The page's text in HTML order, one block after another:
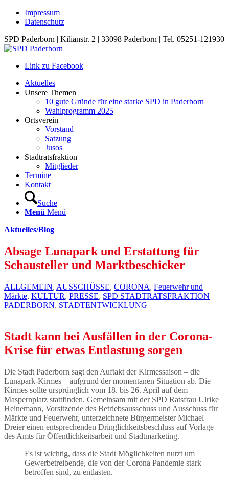
Impressum
Datenschutz
SPD Paderborn | Kilianstr. 2 | 33098 Paderborn | Tel. 05251-121930
Link zu Facebook
Aktuelles
Unsere Themen
10 gute Gründe für eine starke SPD in Paderborn
Wahlprogramm 2025
Ortsverein
Vorstand
Satzung
Jusos
Stadtratsfraktion
Mitglieder
Termine
Kontakt
Suche
Menü Menü
Aktuelles/Blog
Absage Lunapark und Erstattung für
Schausteller und Marktbeschicker
ALLGEMEIN, AUSSCHÜSSE, CORONA, Feuerwehr und
Märkte, KULTUR, PRESSE, SPD STADTRATSFRAKTION
PADERBORN, STADTENTWICKLUNG
Stadt kann bei Ausfällen in der Corona-
Krise für etwas Entlastung sorgen
Die Stadt Paderborn sagt den Auftakt der Kirmessaison – die
Lunapark-Kirmes – aufgrund der momentanen Situation ab. Die
Kirmes sollte ursprünglich vom 18. bis 26. April auf dem
Maspernplatz stattfinden. Gemeinsam mit der SPD Ratsfrau Ulrike
Heinemann, Vorsitzende des Betriebsausschuss und Ausschuss für
Märkte und Feuerwehr, unterzeichnete Bürgermeister Michael
Dreier einen entsprechenden Dringlichkeitsbeschluss auf Vorlage
des Amts für Öffentlichkeitsarbeit und Stadtmarketing.
Es ist wichtig, dass die Stadt Möglichkeiten nutzt um
Gewerbetreibende, die von der Corona Pandemie stark
betroffen sind, zu entlasten.